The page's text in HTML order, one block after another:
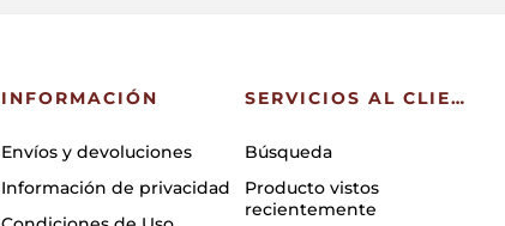
INFORMACIÓN
Envíos y devoluciones
Información de privacidad
SERVICIOS AL CLIENTE
Búsqueda
Producto vistos
recientemente